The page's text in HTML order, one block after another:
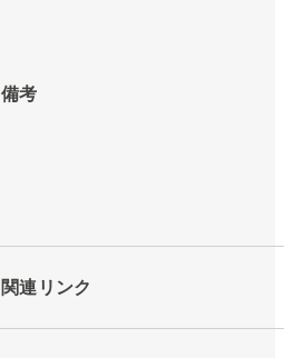
備考
関連リンク